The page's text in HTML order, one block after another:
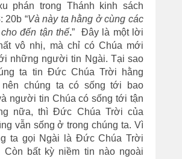
phán trong Thánh kinh sách
20b “Và này ta hằng ở cùng các
đến tận thế.” Đây là một lời
vô nhị, mà chỉ có Chúa mới
những người tin Ngài. Tại sao
ta tin Đức Chúa Trời hằng
nên chúng ta có sống tới bao
người tin Chúa có sống tới tận
nữa, thì Đức Chúa Trời của
vẫn sống ở trong chúng ta. Vì
ta gọi Ngài là Đức Chúa Trời
Còn bất kỳ niềm tin nào ngoài